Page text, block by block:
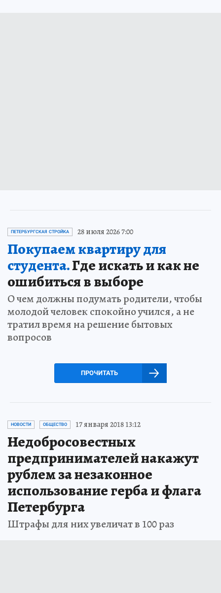
ПЕТЕРБУРГСКАЯ СТРОЙКА 28 июля 2026 7:00
Покупаем квартиру для
студента.Где искать и как не
ошибиться в выборе
О чем должны подумать родители, чтобы
молодой человек спокойно учился, а не
тратил время на решение бытовых
вопросов
ПРОЧИТАТЬ
НОВОСТИ ОБЩЕСТВО 17 января 2018 13:12
Недобросовестных
предпринимателей накажут
рублем за незаконное
использование герба и флага
Петербурга
Штрафы для них увеличат в 100 раз